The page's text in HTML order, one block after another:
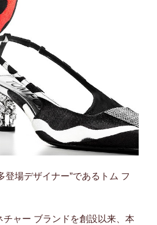
登場デザイナー”であるトム フ
チャー ブランドを創設以来、本